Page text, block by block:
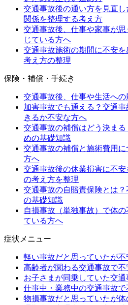
交通事故後の通い方を見直
関係を整理する考え方
交通事故後、仕事や家事が
じている方へ
交通事故施術の期間に不安
考え方の整理
保険・補償・手続き
交通事故後、仕事や生活へ
加害事故でも通える？交通
きるか不安な方へ
交通事故の補償はどう決ま
めの基礎知識
交通事故の補償と施術費用
方へ
交通事故後の休業損害に不
の考え方を整理
交通事故の自賠責保険とは
の基礎知識
自損事故（単独事故）で体
ている方へ
症状メニュー
軽い事故だと思っていたが
高齢者が関わる交通事故で
お子さまが同乗していた交
仕事中・業務中の交通事故
物損事故だと思っていたが